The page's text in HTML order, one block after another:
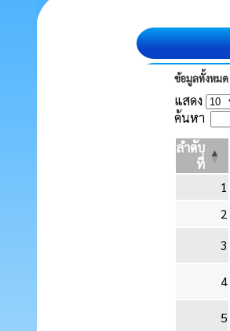
ข้อมูลทั้งหมด
แสดง
ค้นหา
ลำดับ
ที่
1
2
3
4
5